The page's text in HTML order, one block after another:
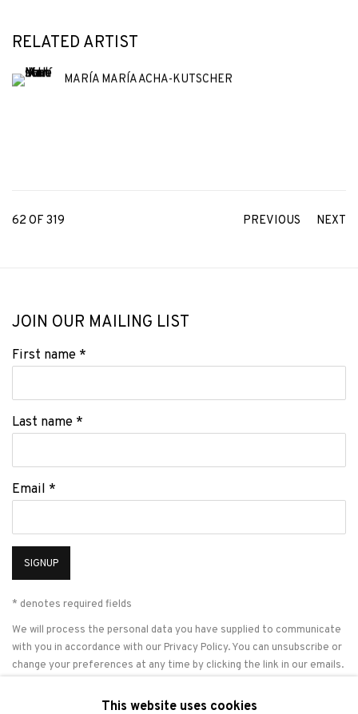
RELATED ARTIST
MARÍA MARÍA ACHA-KUTSCHER
PREVIOUS NEXT
62 OF 319
JOIN OUR MAILING LIST
First name *
Last name *
Email *
SIGNUP
* denotes required fields
We will process the personal data you have supplied to communicate
with you in accordance with our Privacy Policy. You can unsubscribe or
change your preferences at any time by clicking the link in our emails.
This website uses cookies